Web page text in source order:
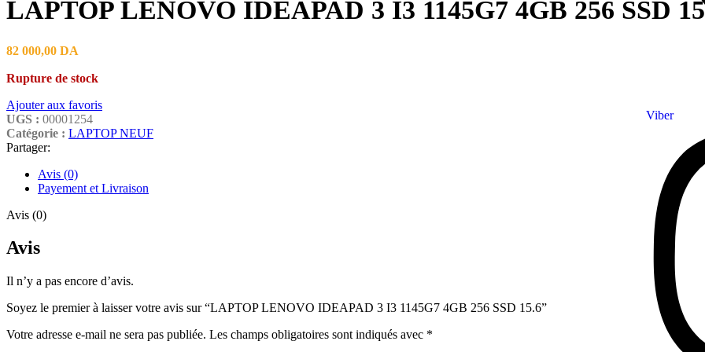
Viber
LAPTOP LENOVO IDEAPAD 3 I3 1145G7 4GB 256 SSD
82 000,00 DA
Rupture de stock
Ajouter aux favoris
UGS : 00001254
Catégorie : LAPTOP NEUF
Partager:
Avis (0)
Payement et Livraison
Avis (0)
Avis
Il n’y a pas encore d’avis.
Soyez le premier à laisser votre avis sur “LAPTOP LENOVO IDEAPAD 3 I3 1145G7 4GB 256 SSD 15.6”
Votre adresse e-mail ne sera pas publiée. Les champs obligatoires sont indiqués avec *